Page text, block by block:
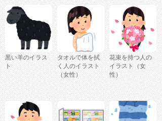
黒い羊のイラス
ト
タオルで体を拭
く人のイラスト
（女性）
花束を持つ人の
イラスト（女
性）